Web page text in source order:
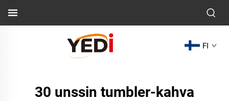
FI
30 unssin tumbler-kahva